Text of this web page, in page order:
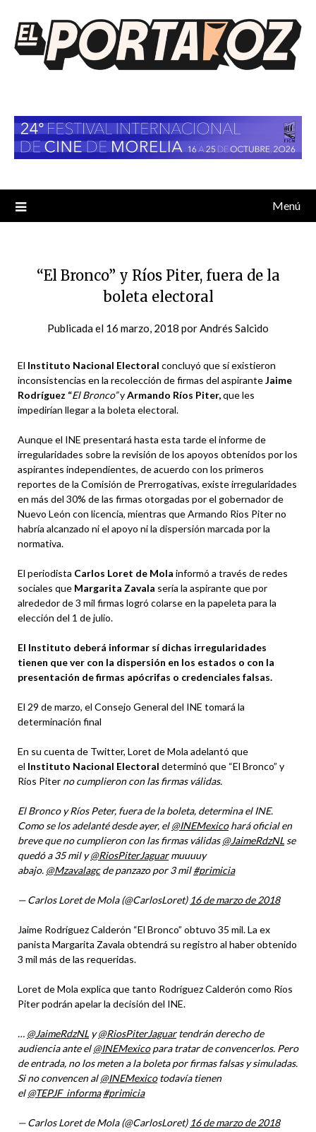
contenido
Menú
“El Bronco” y Ríos Piter, fuera de la
boleta electoral
Publicada el 16 marzo, 2018 porAndrés Salcido
El Instituto Nacional Electoral concluyó que sí existieron
inconsistencias en la recolección de firmas del aspiranteJaime
Rodríguez “El Bronco”yArmando Ríos Piter,que les
impedirían llegar a la boleta electoral.
Aunque el INE presentará hasta esta tarde el informe de
irregularidades sobre la revisión de los apoyos obtenidos por los
aspirantes independientes, de acuerdo con los primeros
reportes de la Comisión de Prerrogativas, existe irregularidades
en más del 30% de las firmas otorgadas por el gobernador de
Nuevo León con licencia, mientras que Armando Rios Piter no
habría alcanzado ni el apoyo ni la dispersión marcada por la
normativa.
El periodista Carlos Loret de Mola informó a través de redes
sociales que Margarita Zavala sería la aspirante que por
alrededor de 3 mil firmas logró colarse en la papeleta para la
elección del 1 de julio.
El Instituto deberá informar sí dichas irregularidades
tienen que ver con la dispersión en los estados o con la
presentación de firmas apócrifas o credenciales falsas.
El 29 de marzo, el Consejo General del INE tomará la
determinación final
En su cuenta de Twitter, Loret de Mola adelantó que
el Instituto Nacional Electoral determinó que “El Bronco” y
Ríos Piter no cumplieron con las firmas válidas.
El Bronco y Ríos Peter, fuera de la boleta, determina el INE.
Como se los adelanté desde ayer, el@INEMexicohará oficial en
breve que no cumplieron con las firmas válidas@JaimeRdzNL se
quedó a 35 mil y@RiosPiterJaguarmuuuuy
abajo. @Mzavalagcde panzazo por 3 mil#primicia
— Carlos Loret de Mola (@CarlosLoret) 16 de marzo de 2018
Jaime Rodríguez Calderón “El Bronco” obtuvo 35 mil. La ex
panista Margarita Zavala obtendrá su registro al haber obtenido
3 mil más de las requeridas.
Loret de Mola explica que tanto Rodríguez Calderón como Ríos
Piter podrán apelar la decisión del INE.
… @JaimeRdzNL y@RiosPiterJaguartendrán derecho de
audiencia ante el@INEMexicopara tratar de convencerlos. Pero
de entrada, no los meten a la boleta por firmas falsas y simuladas.
Si no convencen al@INEMexicotodavía tienen
el@TEPJF_informa #primicia
— Carlos Loret de Mola (@CarlosLoret) 16 de marzo de 2018